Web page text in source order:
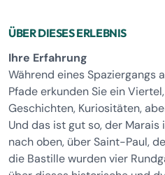
ÜBER DIESES ERLEBNIS
Ihre Erfahrung
Während eines Spaziergangs
Pfade erkunden Sie ein
Geschichten, Kuriositäten,
Und das ist gut so, der
nach oben, über Saint-Paul,
die Bastille wurden vier